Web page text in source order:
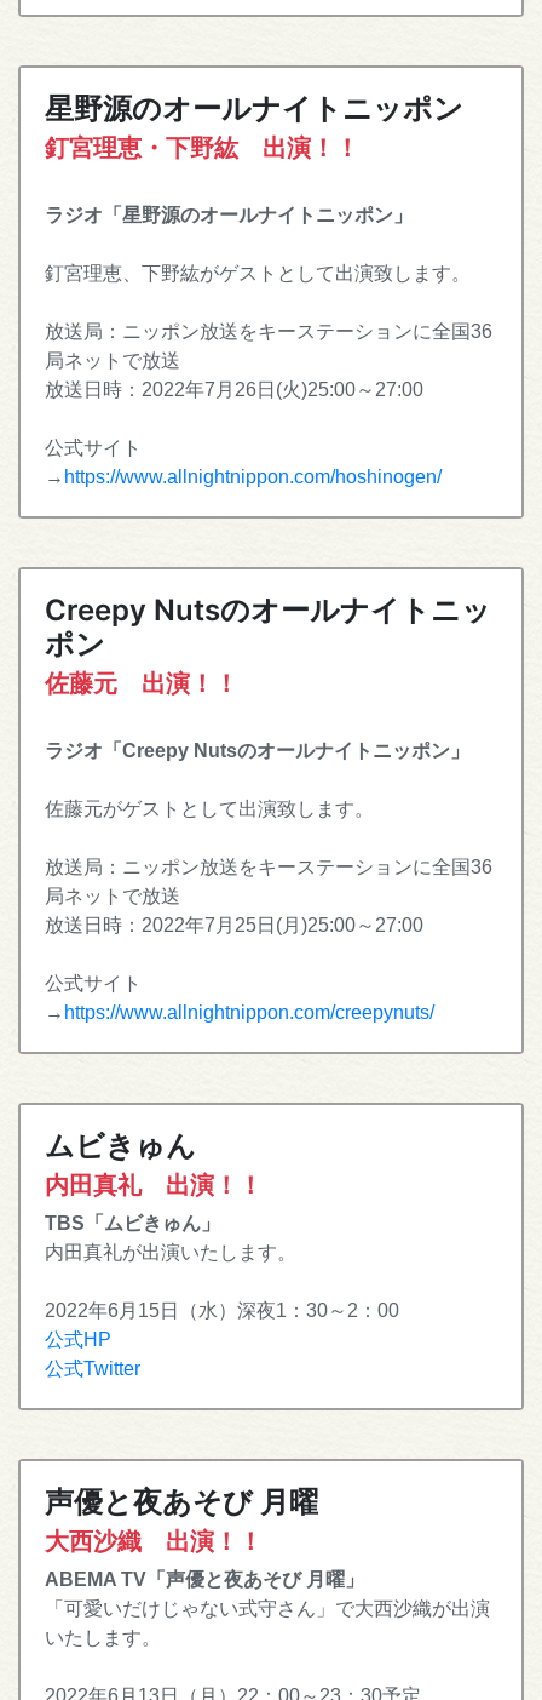
星野源のオールナイトニッポン
釘宮理恵・下野紘 出演！！
ラジオ「星野源のオールナイトニッポン」
釘宮理恵、下野紘がゲストとして出演致します。
放送局：ニッポン放送をキーステーションに全国36
局ネットで放送
放送日時：2022年7月26日(火)25:00～27:00
公式サイト
→ https://www.allnightnippon.com/hoshinogen/
Creepy Nutsのオールナイトニッ
ポン
佐藤元 出演！！
ラジオ「Creepy Nutsのオールナイトニッポン」
佐藤元がゲストとして出演致します。
放送局：ニッポン放送をキーステーションに全国36
局ネットで放送
放送日時：2022年7月25日(月)25:00～27:00
公式サイト
→ https://www.allnightnippon.com/creepynuts/
ムビきゅん
内田真礼 出演！！
TBS「ムビきゅん」
内田真礼が出演いたします。
2022年6月15日（水）深夜1：30～2：00
公式HP
公式Twitter
声優と夜あそび 月曜
大西沙織 出演！！
ABEMA TV「声優と夜あそび 月曜」
「可愛いだけじゃない式守さん」で大西沙織が出演
いたします。